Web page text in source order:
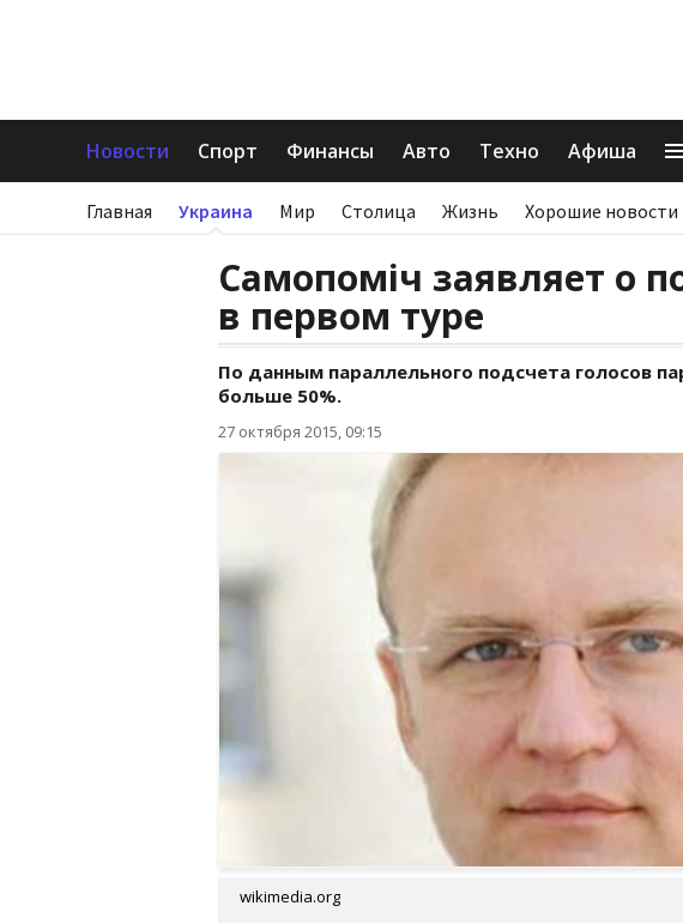
Новости Спорт Финансы Авто Техно Афиша
Главная Украина Мир Столица Жизнь Хорошие новости
Самопоміч заявляет о
в первом туре
По данным параллельного подсчета голосов
больше 50%.
27 октября 2015, 09:15
wikimedia.org